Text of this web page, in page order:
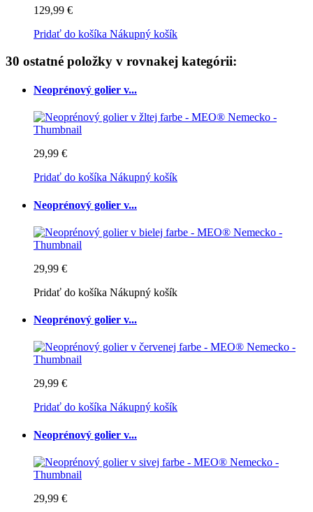
129,99 €
Pridať do košíka Nákupný košík
30 ostatné položky v rovnakej kategórii:
Neoprénový golier v...
29,99 €
Pridať do košíka Nákupný košík
Neoprénový golier v...
29,99 €
Pridať do košíka Nákupný košík
Neoprénový golier v...
29,99 €
Pridať do košíka Nákupný košík
Neoprénový golier v...
29,99 €